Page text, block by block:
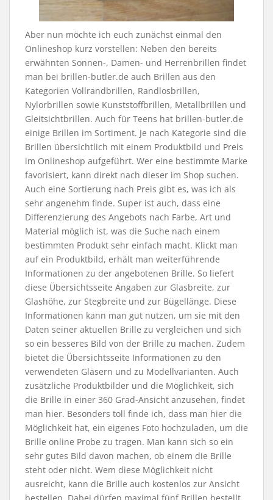
Aber nun möchte ich euch zunächst einmal den
Onlineshop kurz vorstellen: Neben den bereits
erwähnten Sonnen-, Damen- und Herrenbrillen findet
man bei brillen-butler.de auch Brillen aus den
Kategorien Vollrandbrillen, Randlosbrillen,
Nylorbrillen sowie Kunststoffbrillen, Metallbrillen und
Gleitsichtbrillen. Auch für Teens hat brillen-butler.de
einige Brillen im Sortiment. Je nach Kategorie sind die
Brillen übersichtlich mit einem Produktbild und Preis
im Onlineshop aufgeführt. Wer eine bestimmte Marke
favorisiert, kann direkt nach dieser im Shop suchen.
Auch eine Sortierung nach Preis gibt es, was ich als
sehr angenehm finde. Super ist auch, dass eine
Differenzierung des Angebots nach Farbe, Art und
Material möglich ist, was die Suche nach einem
bestimmten Produkt sehr einfach macht. Klickt man
auf ein Produktbild, erhält man weiterführende
Informationen zu der angebotenen Brille. So liefert
diese Übersichtsseite Angaben zur Glasbreite, zur
Glashöhe, zur Stegbreite und zur Bügellänge. Diese
Informationen kann man gut nutzen, um sie mit den
Daten seiner aktuellen Brille zu vergleichen und sich
so ein besseres Bild von der Brille zu machen. Zudem
bietet die Übersichtsseite Informationen zu den
verwendeten Gläsern und zu Modellvarianten. Auch
zusätzliche Produktbilder und die Möglichkeit, sich
die Brille in einer 360 Grad-Ansicht anzusehen, findet
man hier. Besonders toll finde ich, dass man hier die
Möglichkeit hat, ein eigenes Foto hochzuladen, um die
Brille online Probe zu tragen. Man kann sich so ein
sehr gutes Bild davon machen, ob einem die Brille
steht oder nicht. Wem diese Möglichkeit nicht
ausreicht, kann die Brille auch kostenlos zur Ansicht